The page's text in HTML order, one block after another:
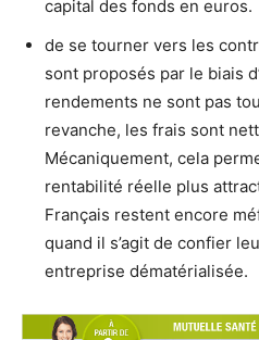
capital des fonds en euros.
de se tourner vers les
sont proposés par le biais
rendements ne sont pas
revanche, les frais sont
Mécaniquement, cela
rentabilité réelle plus
Français restent encore
quand il s’agit de confier
entreprise dématérialisée.